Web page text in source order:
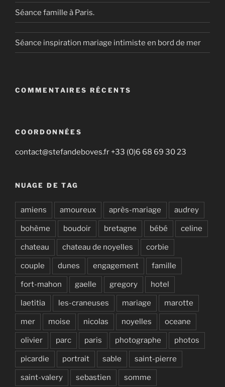
Séance famille à Paris.
Séance inspiration mariage intimiste en bord de mer
COMMENTAIRES RÉCENTS
COORDONNÉES
contact@stefandeboves.fr +33 (0)6 68 69 30 23
NUAGE DE TAG
amiens amoureux après-mariage audrey
bohème boudoir bretagne bébé celine
chateau chateau de noyelles corbie
couple dunes engagement famille
fort-mahon gaelle gregory hotel
laetitia les-craneuses mariage marotte
mer moise nicolas noyelles oceane
olivier parc paris photographe photos
picardie portrait sable saint-pierre
saint-valery sebastien somme